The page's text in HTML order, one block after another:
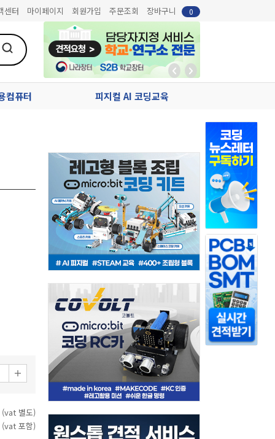
센터 마이페이지 회원가입 주문조회 장바구니 0
컴퓨터 피지컬 AI 코딩교육
(vat 별도)
포함)